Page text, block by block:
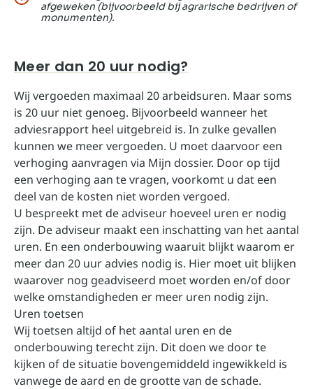
afgeweken (bijvoorbeeld bij agrarische bedrijven of
monumenten).
Meer dan 20 uur nodig?
Wij vergoeden maximaal 20 arbeidsuren. Maar soms
is 20 uur niet genoeg. Bijvoorbeeld wanneer het
adviesrapport heel uitgebreid is. In zulke gevallen
kunnen we meer vergoeden. U moet daarvoor een
verhoging aanvragen via Mijn dossier. Door op tijd
een verhoging aan te vragen, voorkomt u dat een
deel van de kosten niet worden vergoed.
U bespreekt met de adviseur hoeveel uren er nodig
zijn. De adviseur maakt een inschatting van het aantal
uren. En een onderbouwing waaruit blijkt waarom er
meer dan 20 uur advies nodig is. Hier moet uit blijken
waarover nog geadviseerd moet worden en/of door
welke omstandigheden er meer uren nodig zijn.
Uren toetsen
Wij toetsen altijd of het aantal uren en de
onderbouwing terecht zijn. Dit doen we door te
kijken of de situatie bovengemiddeld ingewikkeld is
vanwege de aard en de grootte van de schade.